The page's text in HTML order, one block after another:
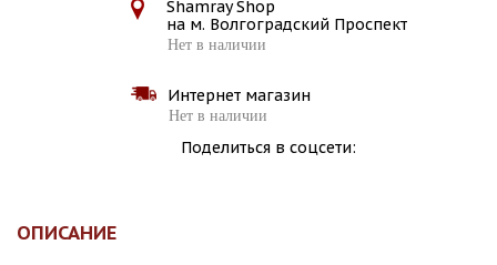
Shamray Shop
на м. Волгоградский Проспект
Нет в наличии
Интернет магазин
Нет в наличии
Поделиться в соцсети:
ОПИСАНИЕ